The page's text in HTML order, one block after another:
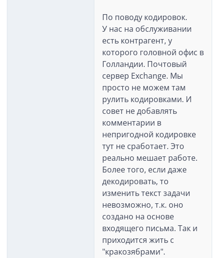
По поводу кодировок.
У нас на обслуживании
есть контрагент, у
которого головной офис в
Голландии. Почтовый
сервер Exchange. Мы
просто не можем там
рулить кодировками. И
совет не добавлять
комментарии в
непригодной кодировке
тут не сработает. Это
реально мешает работе.
Более того, если даже
декодировать, то
изменить текст задачи
невозможно, т.к. оно
создано на основе
входящего письма. Так и
приходится жить с
"кракозябрами".